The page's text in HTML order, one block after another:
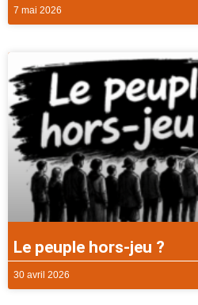
7 mai 2026
Le peuple hors-jeu ?
30 avril 2026